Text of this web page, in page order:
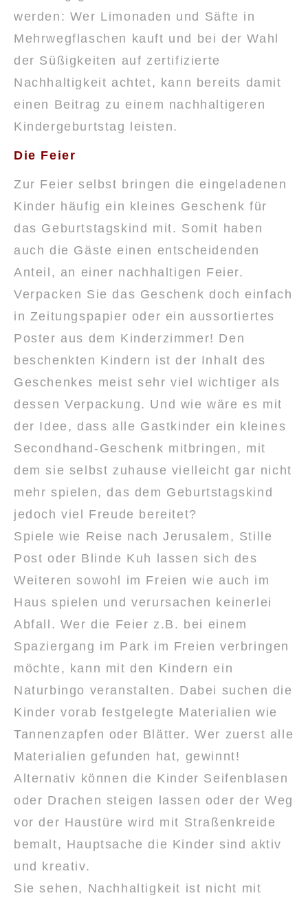
werden: Wer Limonaden und Säfte in
Mehrwegflaschen kauft und bei der Wahl
der Süßigkeiten auf zertifizierte
Nachhaltigkeit achtet, kann bereits damit
einen Beitrag zu einem nachhaltigeren
Kindergeburtstag leisten.
Die Feier
Zur Feier selbst bringen die eingeladenen
Kinder häufig ein kleines Geschenk für
das Geburtstagskind mit. Somit haben
auch die Gäste einen entscheidenden
Anteil, an einer nachhaltigen Feier.
Verpacken Sie das Geschenk doch einfach
in Zeitungspapier oder ein aussortiertes
Poster aus dem Kinderzimmer! Den
beschenkten Kindern ist der Inhalt des
Geschenkes meist sehr viel wichtiger als
dessen Verpackung. Und wie wäre es mit
der Idee, dass alle Gastkinder ein kleines
Secondhand-Geschenk mitbringen, mit
dem sie selbst zuhause vielleicht gar nicht
mehr spielen, das dem Geburtstagskind
jedoch viel Freude bereitet?
Spiele wie Reise nach Jerusalem, Stille
Post oder Blinde Kuh lassen sich des
Weiteren sowohl im Freien wie auch im
Haus spielen und verursachen keinerlei
Abfall. Wer die Feier z.B. bei einem
Spaziergang im Park im Freien verbringen
möchte, kann mit den Kindern ein
Naturbingo veranstalten. Dabei suchen die
Kinder vorab festgelegte Materialien wie
Tannenzapfen oder Blätter. Wer zuerst alle
Materialien gefunden hat, gewinnt!
Alternativ können die Kinder Seifenblasen
oder Drachen steigen lassen oder der Weg
vor der Haustüre wird mit Straßenkreide
bemalt, Hauptsache die Kinder sind aktiv
und kreativ.
Sie sehen, Nachhaltigkeit ist nicht mit